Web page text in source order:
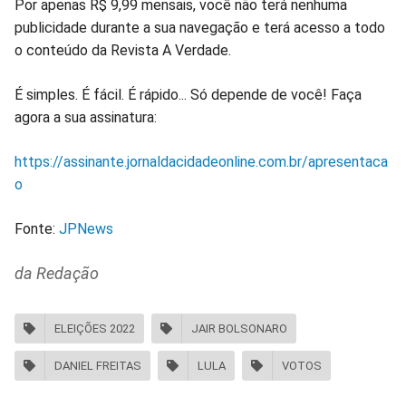
Por apenas R$ 9,99 mensais, você não terá nenhuma
publicidade durante a sua navegação e terá acesso a todo
o conteúdo da Revista A Verdade.
É simples. É fácil. É rápido... Só depende de você! Faça
agora a sua assinatura:
https://assinante.jornaldacidadeonline.com.br/apresentaca
o
Fonte: JPNews
da Redação
ELEIÇÕES 2022 JAIR BOLSONARO
DANIEL FREITAS LULA VOTOS